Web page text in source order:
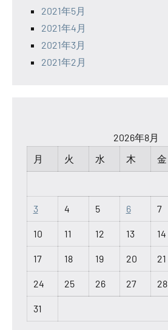
2021年5月
2021年4月
2021年3月
2021年2月
2026年8月
月
火 水 木 金
3 4 5 6 7
10 11 12 13 14
17 18 19 20 21
24 25 26 27 28
31